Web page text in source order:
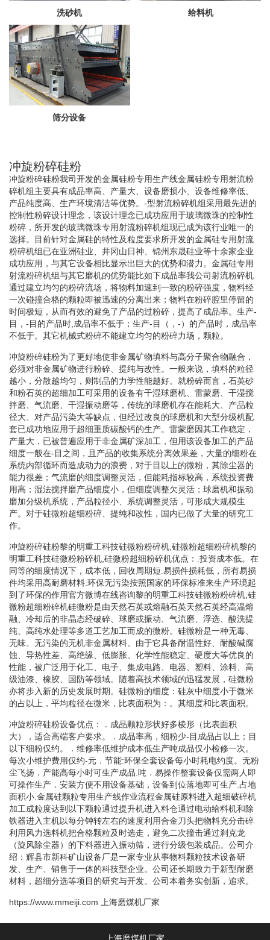
洗砂机 给料机
筛分设备
冲旋粉碎硅粉
冲旋粉碎硅粉我司开发的金属硅粉专用生产线金属硅粉专用射流粉
碎机组主要具有成品率高、产量大、设备磨损小、设备维修率低、
产品纯度高、生产环境清洁等优势。-型射流粉碎机组采用最先进的
控制性粉碎设计理念，该设计理念已成功应用于玻璃微珠的控制性
粉碎，所开发的玻璃微珠专用射流粉碎机组现已成为该行业唯一的
选择。目前针对金属硅的特性及粒度要求所开发的金属硅专用射流
粉碎机组已在亚洲硅业、井冈山日神、锦州东晟硅业等十余家企业
成功应用，与其它设备相比显示出巨大的优势和潜力。金属硅专用
射流粉碎机组与其它磨机的优势能比如下成品率我公司射流粉碎机
通过建立均匀的粉碎流场，将物料加速到一致的粉碎强度，物料经
一次碰撞合格的颗粒即被迅速的分离出来；物料在粉碎腔里停留的
时间极短，从而有效的避免了产品的过粉碎，提高了成品率。生产-
目，-目的产品时,成品率不低于；生产-目（，-）的产品时，成品率
不低于。其它机械式粉碎不能建立均匀的粉碎力场，颗粒。
冲旋粉碎硅粉为了更好地使非金属矿物填料与高分子聚合物融合，
必须对非金属矿物进行粉碎、提纯与改性。一般来说，填料的粒径
越小，分散越均匀，则制品的力学性能越好。就粉碎而言，石英砂
和粉石英的超细加工可采用的设备有干湿球磨机、雷蒙磨、干湿搅
拌磨、气流磨、干湿振动磨等，传统的球磨机存在能耗大、产品粒
径大、对产品污染大等缺点，但经过改良的球磨机和大型分级机配
套已成功地应用于超细重质碳酸钙的生产。雷蒙磨因其工作稳定，
产量大，已被普遍应用于非金属矿深加工，但用该设备加工的产品
细度一般在-目之间，且产品的收集系统分离效果差，大量的细粉在
系统内部循环而造成动力的浪费，对于目以上的微粉，其除尘器的
能力很差；气流磨的细度调整灵活，但能耗指标较高，系统投资费
用高；湿法搅拌磨产品细度小，但细度调整欠灵活；球磨机和振动
磨加分级机系统，产品粒径小、系统调整灵活，可形成大规模生
产。对于硅微粉超细粉碎、提纯和改性，国内已做了大量的研究工
作。
冲旋粉碎硅粉黎的明重工科技硅微粉粉碎机,硅微粉超细粉碎机黎的
明重工科技硅微粉粉碎机,硅微粉超细粉碎机优点：.投资成本低。在
同等的细度情况下，成本低，回收周期短.易损件损耗低，所有易损
件均采用高耐磨材料.环保无污染按照国家的环保标准来生产环境起
到了环保的作用官方微博在线咨询黎的明重工科技硅微粉粉碎机,硅
微粉超细粉碎机硅微粉是由天然石英或熔融石英天然石英经高温熔
融、冷却后的非晶态经破碎、球磨或振动、气流磨、浮选、酸洗提
纯、高纯水处理等多道工艺加工而成的微粉。硅微粉是一种无毒、
无味、无污染的无机非金属材料。由于它具备耐温性好、耐酸碱腐
蚀、导热性差、高绝缘、低膨胀、化学性能稳定、硬度大等优良的
性能，被广泛用于化工、电子、集成电路、电器、塑料、涂料、高
级油漆、橡胶、国防等领域。随着高技术领域的迅猛发展，硅微粉
亦将步入新的历史发展时期。硅微粉的细度：硅灰中细度小于微米
的占以上，平均粒径在微米，比表面积为：。其细度和比表面积。
冲旋粉碎硅粉设备优点：．成品颗粒形状好多棱形（比表面积
大），适合高端客户要求。．成品率高，细粉少-目成品占以上；目
以下细粉仅约。．维修率低维护成本低生产吨成品仅小检修一次。
每次小维护费用仅约-元．节能:环保全套设备每小时耗电约度。无粉
尘飞扬．产能高每小时可生产成品.吨．易操作整套设备仅需两人即
可操作生产．安装方便不用设备基础，设备到位落地即可生产.占地
面积小.金属硅颗粒专用生产线作业流程金属硅原料进入超细破碎机
加工成粒度达到以下颗粒通过提升机进入料仓通过电动给料机和除
铁器进入主机以每分钟转左右的速度利用合金刀头把物料充分击碎
利用风力选料机把合格颗粒及时选走，避免二次撞击通过刹克龙
（旋风除尘器）的下料器进入振动筛，进行分级包装成品。公司介
绍：辉县市新科矿山设备厂是一家专业从事物料颗粒技术设备研
发、生产、销售于一体的科技型企业。公司还长期致力于新型耐磨
材料，超细分选等项目的研究与开发。公司本着务实创新，追求。
https://www.mmeiji.com 上海磨煤机厂家